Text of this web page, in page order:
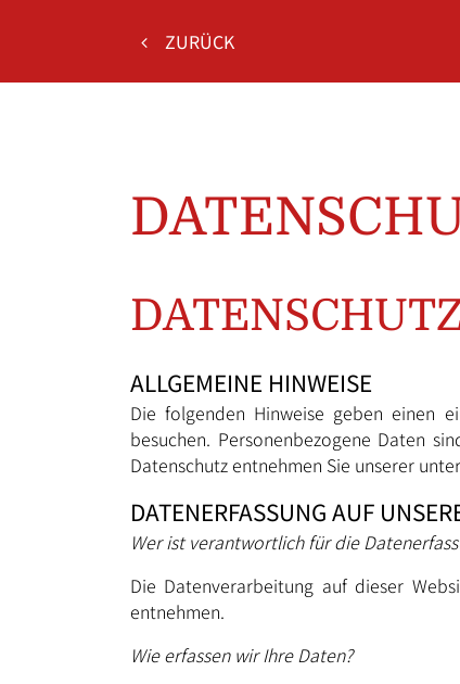
ZURÜCK
ALLGEMEINE HINWEISE
Die folgenden Hinweise geben einen
besuchen. Personenbezogene Daten
Datenschutz entnehmen Sie unserer
DATENERFASSUNG AUF
Wer ist verantwortlich für die
Die Datenverarbeitung auf dieser
entnehmen.
Wie erfassen wir Ihre Daten?